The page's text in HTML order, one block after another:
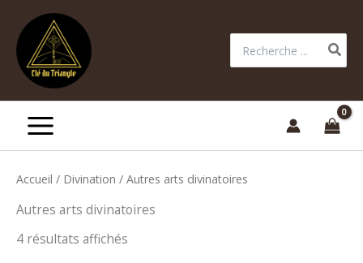
contenu
Accueil / Divination / Autres arts divinatoires
Autres arts divinatoires
4 résultats affichés